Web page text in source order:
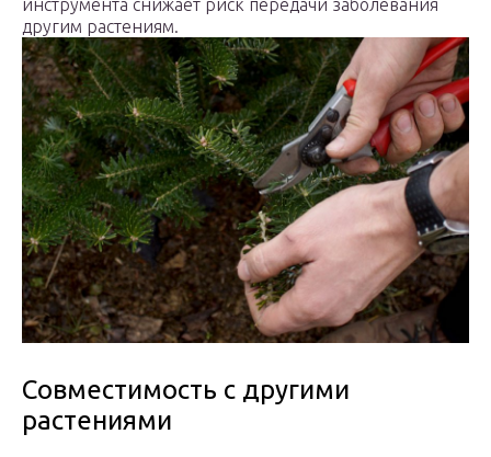
инструмента снижает риск передачи заболевания
другим растениям.
Совместимость с другими
растениями